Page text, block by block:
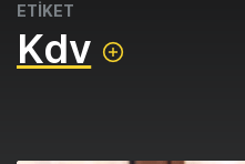
ETİKET
Kdv